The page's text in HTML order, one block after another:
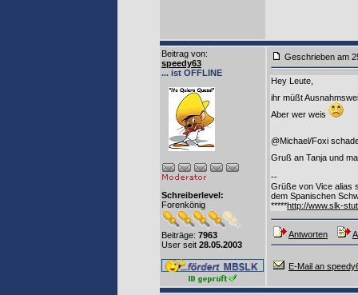
Beitrag von:
speedy63
... ist OFFLINE
Schreiberlevel:
Forenkönig
Beiträge: 7963
User seit 28.05.2003
Geschrieben
Hey Leute,
ihr müßt
Aber wer weis
@Michael/Foxi
Gruß an Tanja und
--
Grüße von Vice alias
dem Spanischen
*****http://www.slk-
Antworten
E-Mail an